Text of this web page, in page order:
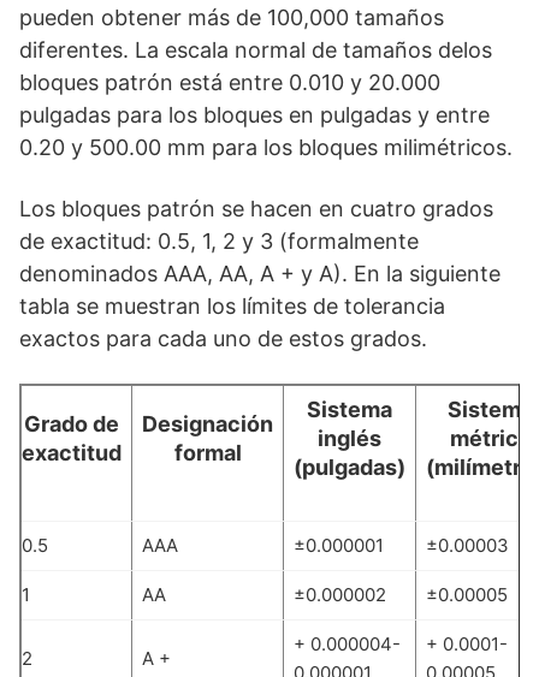
pueden obtener más de 100,000 tamaños
diferentes. La escala normal de tamaños delos
bloques patrón está entre 0.010 y 20.000
pulgadas para los bloques en pulgadas y entre
0.20 y 500.00 mm para los bloques milimétricos.
Los bloques patrón se hacen en cuatro grados
de exactitud: 0.5, 1, 2 y 3 (formalmente
denominados AAA, AA, A + y A). En la siguiente
tabla se muestran los límites de tolerancia
exactos para cada uno de estos grados.
Grado de
exactitud
Designación
formal
Sistema
inglés
(pulgadas)
Sistema
métrico
0.5 AAA ±0.000001 ±0.00003
1 AA ±0.000002 ±0.00005
2 A +
+ 0.000004-
+ 0.0001-